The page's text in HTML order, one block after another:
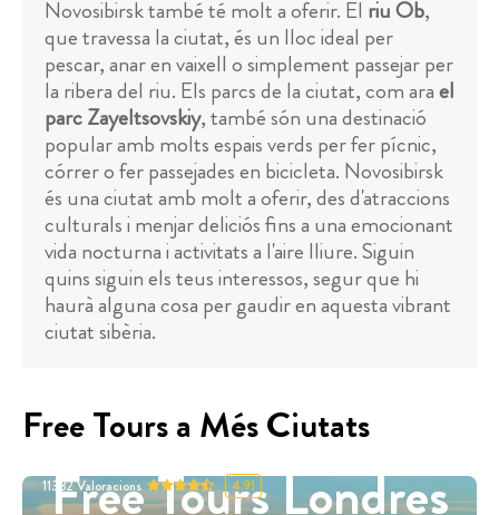
Novosibirsk també té molt a oferir. El riu Ob,
que travessa la ciutat, és un lloc ideal per
pescar, anar en vaixell o simplement passejar per
la ribera del riu. Els parcs de la ciutat, com arael
parc Zayeltsovskiy, també són una destinació
popular amb molts espais verds per fer pícnic,
córrer o fer passejades en bicicleta. Novosibirsk
és una ciutat amb molt a oferir, des d'atraccions
culturals i menjar deliciós fins a una emocionant
vida nocturna i activitats a l'aire lliure. Siguin
quins siguin els teus interessos, segur que hi
haurà alguna cosa per gaudir en aquesta vibrant
ciutat sibèria.
Free Tours a Més Ciutats
Free Tours Londres
11332Valoracions 4.91